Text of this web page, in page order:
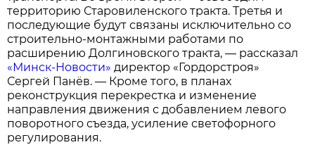
территорию Старовиленского тракта. Третья и
последующие будут связаны исключительно со
строительно-монтажными работами по
расширению Долгиновского тракта, — рассказал
«Минск-Новости» директор «Гордорстроя»
Сергей Панёв. — Кроме того, в планах
реконструкция перекрестка и изменение
направления движения с добавлением левого
поворотного съезда, усиление светофорного
регулирования.